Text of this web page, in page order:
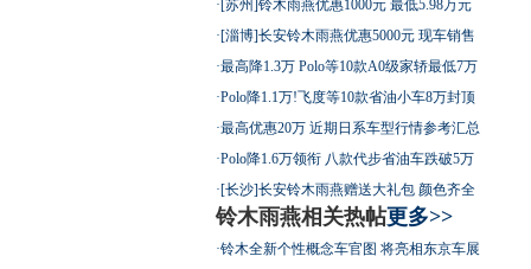
· [苏州]铃木雨燕优惠1000元 最低5.98万元
·[淄博]长安铃木雨燕优惠5000元 现车销售
·最高降1.3万 Polo等10款A0级家轿最低7万
·Polo降1.1万!飞度等10款省油小车8万封顶
·最高优惠20万 近期日系车型行情参考汇总
·Polo降1.6万领衔 八款代步省油车跌破5万
·[长沙]长安铃木雨燕赠送大礼包 颜色齐全
铃木雨燕相关热帖更多>>
·铃木全新个性概念车官图 将亮相东京车展